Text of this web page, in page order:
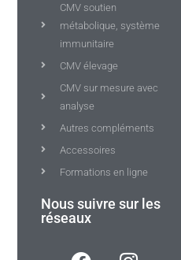
CMV soutien
métabolique, système
immunitaire
CMV élevage
CMV sur mesure avec
analyse
Autres compléments
Accessoires
Formations en ligne
Nous suivre sur les
réseaux